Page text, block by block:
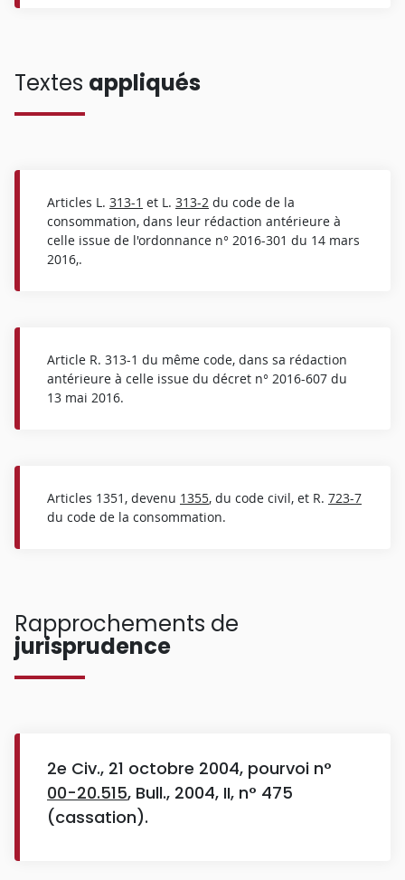
Textes appliqués
Articles L. 313-1 et L. 313-2 du code de la
consommation, dans leur rédaction antérieure à
celle issue de l'ordonnance n° 2016-301 du 14 mars
2016,.
Article R. 313-1 du même code, dans sa rédaction
antérieure à celle issue du décret n° 2016-607 du
13 mai 2016.
Articles 1351, devenu 1355, du code civil, et R. 723-7
du code de la consommation.
Rapprochements de
jurisprudence
2e Civ., 21 octobre 2004, pourvoi n°
00-20.515, Bull., 2004, II, n° 475
(cassation).